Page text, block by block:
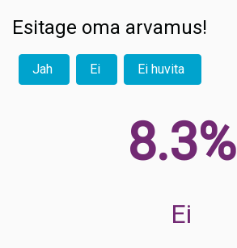
Esitage oma arvamus!
Jah Ei Ei huvita
9.6%
Ei